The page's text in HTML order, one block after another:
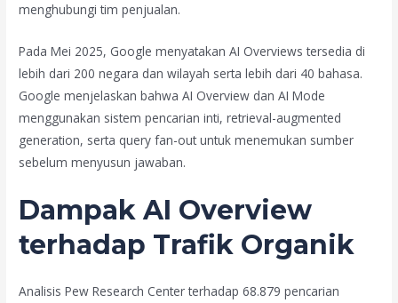
menghubungi tim penjualan.
Pada Mei 2025, Google menyatakan AI Overviews tersedia di
lebih dari 200 negara dan wilayah serta lebih dari 40 bahasa.
Google menjelaskan bahwa AI Overview dan AI Mode
menggunakan sistem pencarian inti, retrieval-augmented
generation, serta query fan-out untuk menemukan sumber
sebelum menyusun jawaban.
Dampak AI Overview
terhadap Trafik Organik
Analisis Pew Research Center terhadap 68.879 pencarian